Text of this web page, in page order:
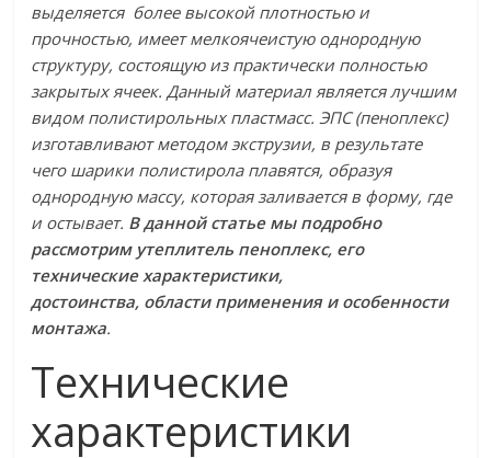
выделяется более высокой плотностью и
прочностью, имеет мелкоячеистую однородную
структуру, состоящую из практически полностью
закрытых ячеек. Данный материал является лучшим
видом полистирольных пластмасс. ЭПС (пеноплекс)
изготавливают методом экструзии, в результате
чего шарики полистирола плавятся, образуя
однородную массу, которая заливается в форму, где
и остывает. В данной статье мы подробно
рассмотрим утеплитель пеноплекс, его
технические характеристики,
достоинства, области применения и особенности
монтажа.
Технические
характеристики